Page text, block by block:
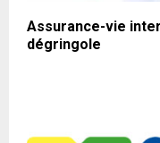
Assurance-vie
dégringole